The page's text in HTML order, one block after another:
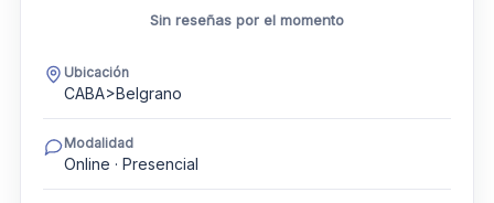
Sin reseñas por el momento
Ubicación
CABA>Belgrano
Modalidad
Online · Presencial